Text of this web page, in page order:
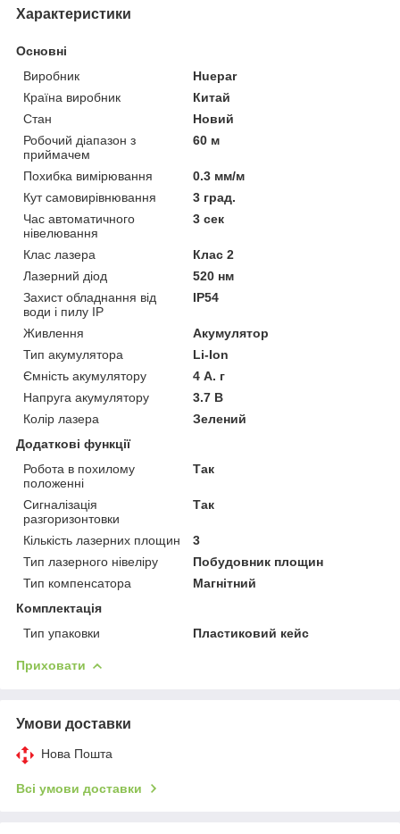
Характеристики
Основні
Виробник
Huepar
Країна виробник
Китай
Стан
Новий
Робочий діапазон з
приймачем
60 м
Похибка вимірювання
0.3 мм/м
Кут самовирівнювання
3 град.
Час автоматичного
нівелювання
3 сек
Клас лазера
Клас 2
Лазерний діод
520 нм
Захист обладнання від
води і пилу IP
IP54
Живлення
Акумулятор
Тип акумулятора
Li-Ion
Ємність акумулятору
4 А. г
Напруга акумулятору
3.7 В
Колір лазера
Зелений
Додаткові функції
Робота в похилому
положенні
Так
Сигналізація
разгоризонтовки
Так
Кількість лазерних площин
3
Тип лазерного нівеліру
Побудовник площин
Тип компенсатора
Магнітний
Комплектація
Тип упаковки
Пластиковий кейс
Приховати
Умови доставки
Нова Пошта
Всі умови доставки